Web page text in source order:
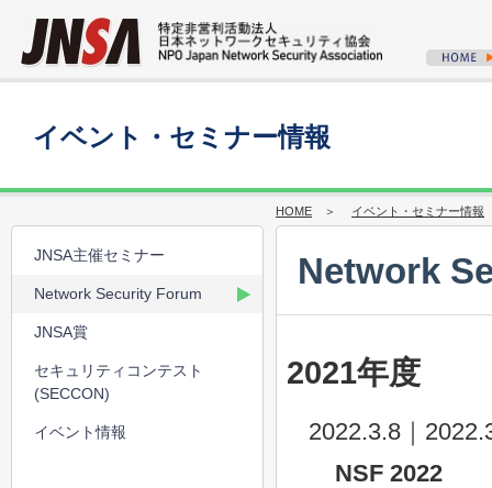
イベント・セミナー情報
HOME ＞ イベント・セミナー情報
Network
2021年度
2022.3.8｜
NSF 2022
JNSA主催セミナー
Network Security Forum
JNSA賞
セキュリティコンテスト
(SECCON)
イベント情報